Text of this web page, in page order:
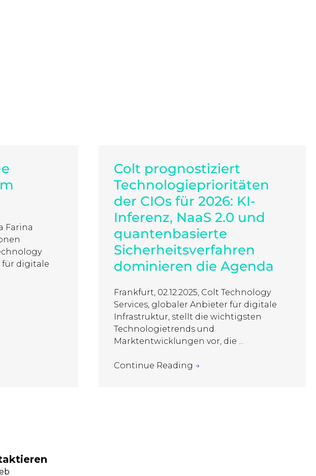
Farina
für digitale
Colt prognostiziert
Technologieprioritäten
der CIOs für 2026: KI-
Inferenz, NaaS 2.0 und
quantenbasierte
Sicherheitsverfahren
dominieren die Agenda
Frankfurt, 02.12.2025, Colt Technology
Services, globaler Anbieter für digitale
Infrastruktur, stellt die wichtigsten
Technologietrends und
Marktentwicklungen vor, die ...
Continue Reading →